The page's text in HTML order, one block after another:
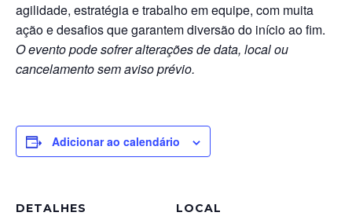
agilidade, estratégia e trabalho em equipe, com muita
ação e desafios que garantem diversão do início ao fim.
O evento pode sofrer alterações de data, local ou
cancelamento sem aviso prévio.
Adicionar ao calendário
DETALHES LOCAL